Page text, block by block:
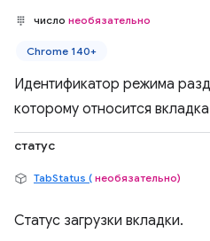
число необязательно
Chrome 140+
Идентификатор режима
которому относится
статус
TabStatus ( необязательно)
Статус загрузки вкладки.